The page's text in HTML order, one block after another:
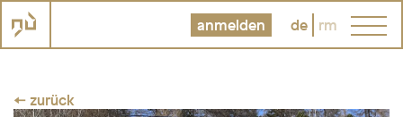
anmelden de rm
← zurück